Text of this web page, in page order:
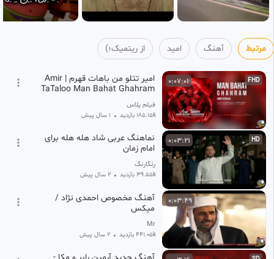
مرتبط آهنگ امید از ریتمیک؛)
FHD
0:07:01
امیر تتلو من باهات قهرم | Amir
TaTaloo Man Bahat Ghahram
فیلم پلاس
185.15k بازدید • 1 سال پیش
HD
0:03:21
نماهنگ عربی شاد هله هله برای
امام زمان
رنگارنگ
39.55k بازدید • 2 سال پیش
0:03:49
آهنگ مخصوص احمدی نژاد /
میکس
Mr
441.05k بازدید • 2 سال پیش